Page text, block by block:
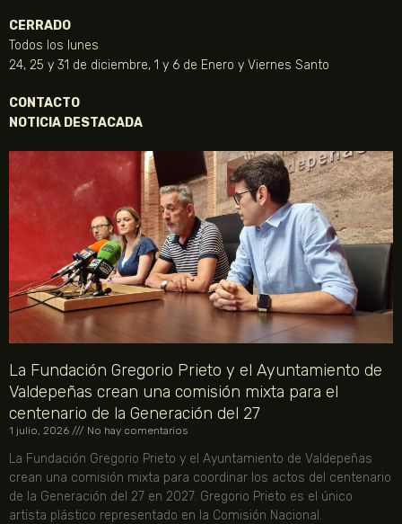
CERRADO
Todos los lunes
24, 25 y 31 de diciembre, 1 y 6 de Enero y Viernes Santo
CONTACTO
NOTICIA DESTACADA
La Fundación Gregorio Prieto y el Ayuntamiento de
Valdepeñas crean una comisión mixta para el
centenario de la Generación del 27
1 julio, 2026 No hay comentarios
La Fundación Gregorio Prieto y el Ayuntamiento de Valdepeñas
crean una comisión mixta para coordinar los actos del centenario
de la Generación del 27 en 2027. Gregorio Prieto es el único
artista plástico representado en la Comisión Nacional.